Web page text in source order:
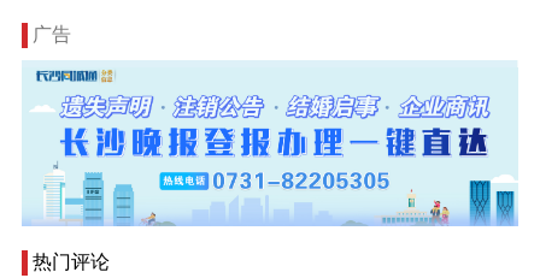
广告
热门评论